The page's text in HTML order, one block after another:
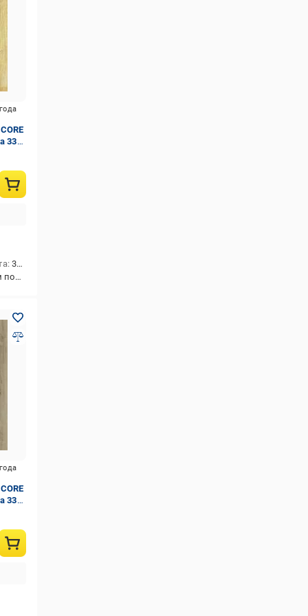
33/
33/АС5
33/